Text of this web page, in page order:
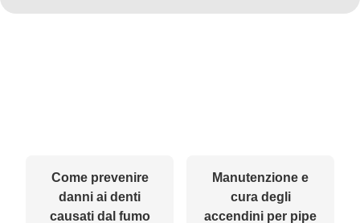
Come prevenire
danni ai denti
causati dal fumo
Manutenzione e
cura degli
accendini per pipe